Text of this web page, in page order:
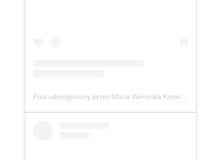
Post udostępniony przez Maria Weronika Kmoch 🦄 Kurpianka w wielkim świecie (@mwkmoch)